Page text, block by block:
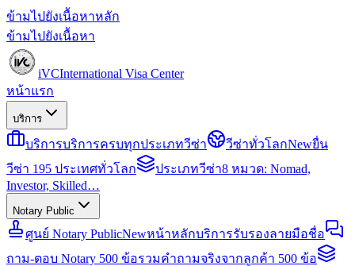
ข้ามไปยังเนื้อหาหลัก
ข้ามไปยังเนื้อหา
iVCInternational Visa Center
หน้าแรก
บริการ
บริการบริการครบทุกประเภทวีซ่า วีซ่าทั่วโลกNewยื่น
วีซ่า 195 ประเทศทั่วโลก
ประเภทวีซ่า8 หมวด: Nomad,
Investor, Skilled…
Notary Public
ศูนย์ Notary PublicNewหน้าหลักบริการรับรองลายมือชื่อ
ถาม-ตอบ Notary 500 ข้อรวมคำถามจริงจากลูกค้า 500 ข้อ